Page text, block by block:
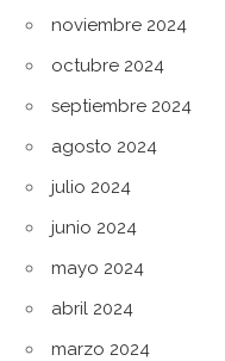
noviembre 2024
octubre 2024
septiembre 2024
agosto 2024
julio 2024
junio 2024
mayo 2024
abril 2024
marzo 2024